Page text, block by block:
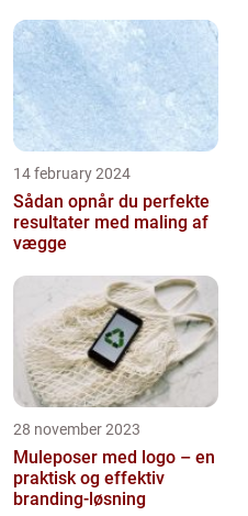
14 february 2024
Sådan opnår du perfekte
resultater med maling af
vægge
28 november 2023
Muleposer med logo – en
praktisk og effektiv
branding-løsning